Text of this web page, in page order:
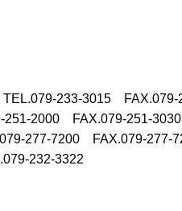
TEL.079-233-3015 FAX.079-
251-2000 FAX.079-251-3030
277-7200 FAX.079-277-
232-3322